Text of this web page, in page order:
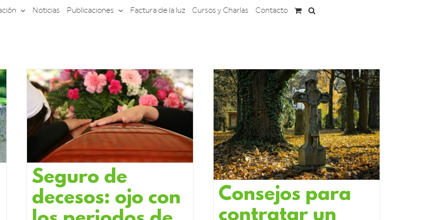
Noticias Publicaciones Factura de la luz Cursos y Charlas Contacto
Seguro de
decesos: ojo con
Consejos para